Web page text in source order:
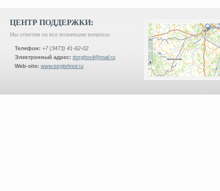
ЦЕНТР ПОДДЕРЖКИ:
Мы ответим на все возникшие вопросы:
Телефон: +7 (3473) 41-62-02
Электронный адрес: ttorghovli@mail.ru
Web-site: www.torgtehnol.ru